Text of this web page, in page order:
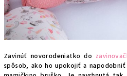
Zavinúť novorodeniatko do
spôsob, ako ho upokojiť a